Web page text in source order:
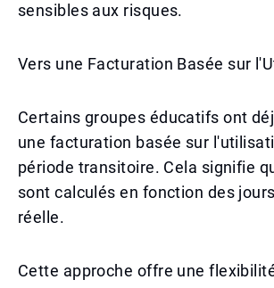
sensibles aux risques.
Vers une Facturation Basée sur
Certains groupes éducatifs ont
une facturation basée sur
période transitoire. Cela signifie
sont calculés en fonction des
réelle.
Cette approche offre une